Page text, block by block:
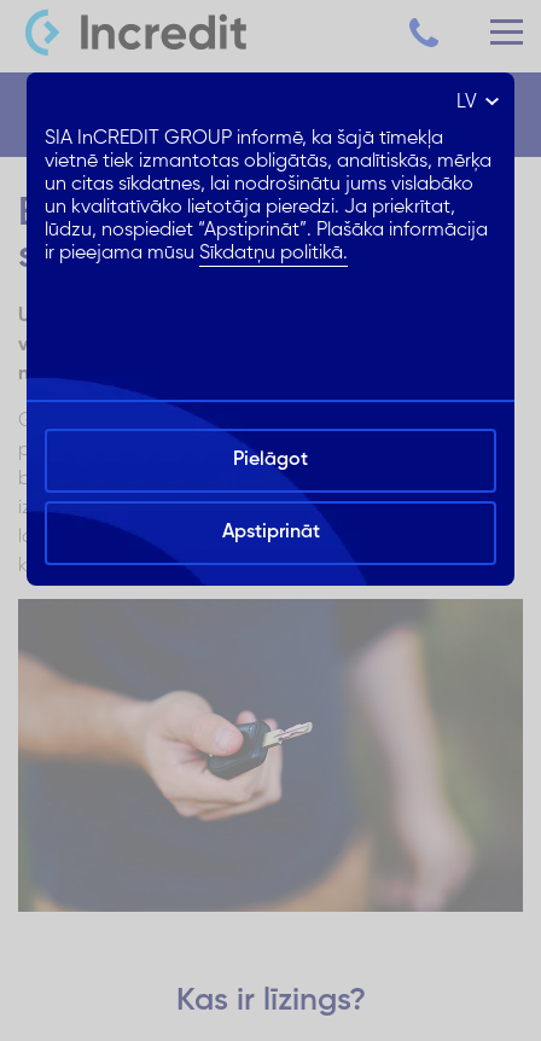
Bezprocentu līzings: kādās
situācijās izdevīgs?
Uzzini, kas ir bezprocentu līzings un kādos gadījumos
visizdevīgāk noformēt šo pakalpojumu kādā no
nebanku kredītiestādēm!
Gan bankas, gan nebanku kredītdevēji saviem klientiem
piedāvā dažādus finanšu pakalpojumus. Viens no tiem ir
bezprocentu līzings un ir situācijas, kurās tas klientam ir
izdevīgs un vajadzībām atbilstošs risinājums. Lasi tālāk,
lai uzzinātu vairāk par bezprocentu līzingu un situācijām,
kurās līzings ir piemērotākais finanšu pakalpojums!
Kas ir līzings?
LV
SIA InCREDIT GROUP informē, ka šajā tīmekļa
vietnē tiek izmantotas obligātās, analītiskās, mērķa
un citas sīkdatnes, lai nodrošinātu jums vislabāko
un kvalitatīvāko lietotāja pieredzi. Ja priekrītat,
lūdzu, nospiediet “Apstiprināt”. Plašāka informācija
ir pieejama mūsuSīkdatņu politikā.
Pielāgot
Apstiprināt